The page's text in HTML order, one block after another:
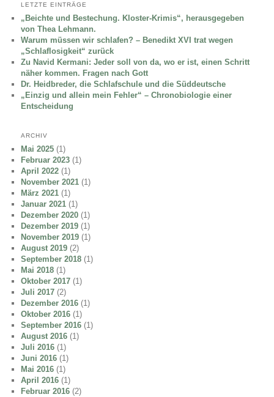
LETZTE EINTRÄGE
„Beichte und Bestechung. Kloster-Krimis“, herausgegeben
von Thea Lehmann.
Warum müssen wir schlafen? – Benedikt XVI trat wegen
„Schlaflosigkeit“ zurück
Zu Navid Kermani: Jeder soll von da, wo er ist, einen Schritt
näher kommen. Fragen nach Gott
Dr. Heidbreder, die Schlafschule und die Süddeutsche
„Einzig und allein mein Fehler“ – Chronobiologie einer
Entscheidung
ARCHIV
Mai 2025 (1)
Februar 2023 (1)
April 2022 (1)
November 2021 (1)
März 2021 (1)
Januar 2021 (1)
Dezember 2020 (1)
Dezember 2019 (1)
November 2019 (1)
August 2019 (2)
September 2018 (1)
Mai 2018 (1)
Oktober 2017 (1)
Juli 2017 (2)
Dezember 2016 (1)
Oktober 2016 (1)
September 2016 (1)
August 2016 (1)
Juli 2016 (1)
Juni 2016 (1)
Mai 2016 (1)
April 2016 (1)
Februar 2016 (2)